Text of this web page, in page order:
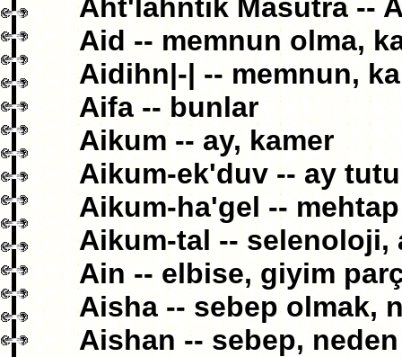
Aht'lahntik Masutra --
Aid -- memnun olma,
Aidihn|-| -- memnun,
Aifa -- bunlar
Aikum -- ay, kamer
Aikum-ek'duv -- ay
Aikum-ha'gel -- mehtap
Aikum-tal -- selenoloji,
Ain -- elbise, giyim
Aisha -- sebep olmak,
Aishan -- sebep, neden